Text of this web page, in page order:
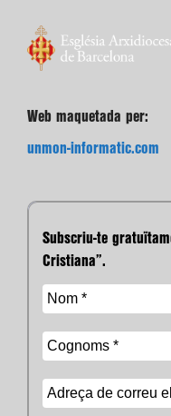
Web maquetada per:
unmon-informatic.com
Subscriu-te
Cristiana”.